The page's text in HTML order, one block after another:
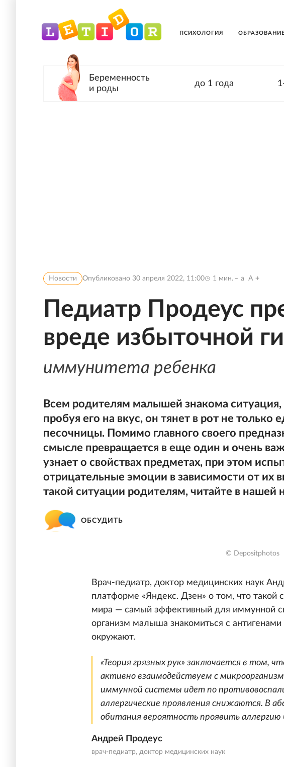
ПСИХОЛОГИЯ ОБРАЗОВАНИЕ
Беременность
и роды
до 1 года
Новости Опубликовано 30 апреля 2022, 11:00 1 мин. a A
Педиатр Продеус
вреде избыточной
иммунитета ребенка
Всем родителям малышей знакома ситуация,
пробуя его на вкус, он тянет в рот не только
песочницы. Помимо главного своего
смысле превращается в еще один и очень
узнает о свойствах предметах, при этом
отрицательные эмоции в зависимости от их
такой ситуации родителям, читайте в нашей
ОБСУДИТЬ
© Depositphotos
Врач-педиатр, доктор медицинских наук
платформе «Яндекс. Дзен» о том, что
мира — самый эффективный для иммунной
организм малыша знакомиться с
окружают.
«Теория грязных рук» заключается в том,
активно взаимодействуем с
иммунной системы идет по
аллергические проявления снижаются. В
обитания вероятность проявить аллергию
Андрей Продеус
врач-педиатр, доктор медицинских наук